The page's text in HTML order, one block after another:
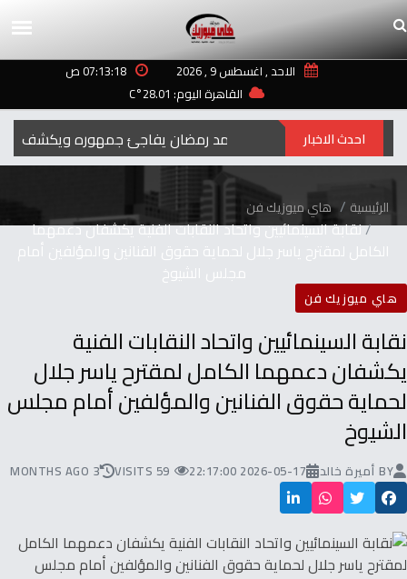
الاحد , اغسطس 9 , 2026
07:13:18 ص
القاهرة اليوم: 28.01°C
احدث الاخبار
الرئيسية هاي ميوزيك فن
نقابة السينمائيين واتحاد النقابات الفنية يكشفان دعمهما
الكامل لمقترح ياسر جلال لحماية حقوق الفنانين والمؤلفين أمام
مجلس الشيوخ
هاي ميوزيك فن
نقابة السينمائيين واتحاد النقابات الفنية
يكشفان دعمهما الكامل لمقترح ياسر جلال
لحماية حقوق الفنانين والمؤلفين أمام مجلس
الشيوخ
BY أميرة خالد 2026-05-17 22:17:00
59 VISITS
3 MONTHS AGO